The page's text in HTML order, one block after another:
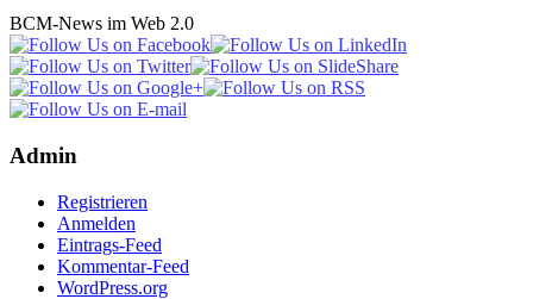
BCM-News im Web 2.0
Admin
Registrieren
Anmelden
Eintrags-Feed
Kommentar-Feed
WordPress.org